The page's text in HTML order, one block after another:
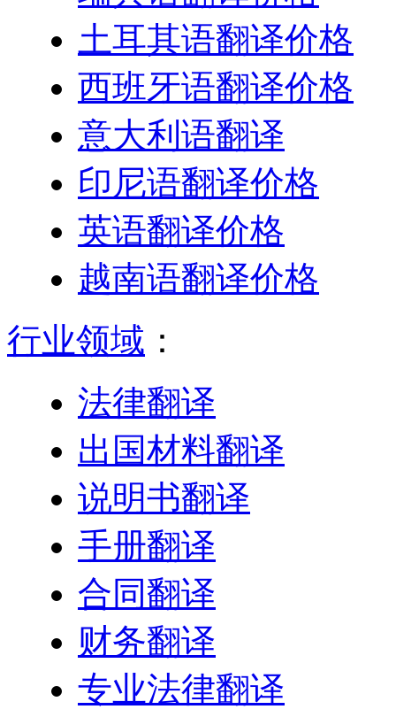
土耳其语翻译价格
西班牙语翻译价格
意大利语翻译
印尼语翻译价格
英语翻译价格
越南语翻译价格
行业领域 ：
法律翻译
出国材料翻译
说明书翻译
手册翻译
合同翻译
财务翻译
专业法律翻译